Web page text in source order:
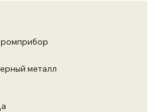
металл